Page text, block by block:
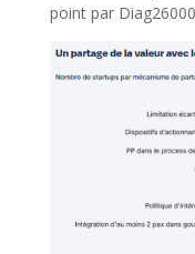
point par